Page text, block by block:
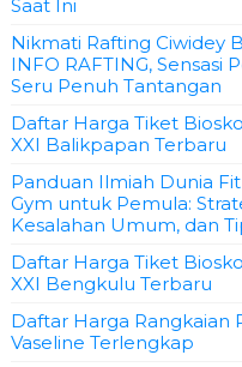
Saat Ini
Nikmati Rafting Ciwidey
INFO RAFTING, Sensasi
Seru Penuh Tantangan
Daftar Harga Tiket
XXI Balikpapan Terbaru
Panduan Ilmiah Dunia
Gym untuk Pemula:
Kesalahan Umum, dan
Daftar Harga Tiket
XXI Bengkulu Terbaru
Daftar Harga Rangkaian
Vaseline Terlengkap